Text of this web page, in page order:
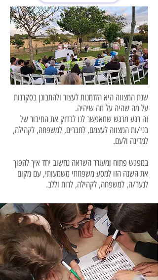
שנת המצווה היא הזדמנות לעצור ולהתבונן בסקרנות
על מה שהיה על מה שיהיה.
זה רגע מרגש שמאפשר לנו לבדוק את החיבור של
בני/ות המצווה לעצמם, לחברים, למשפחה, לקהילה,
למדינה ולעם.
במפגש פתוח ומעורר השראה נחשוב יחד איך להפוך
את השנה הזו למסע משפחתי משמעותי, עם מקום
לנער/ה, למשפחה, לקהילה, לרוח וללב.